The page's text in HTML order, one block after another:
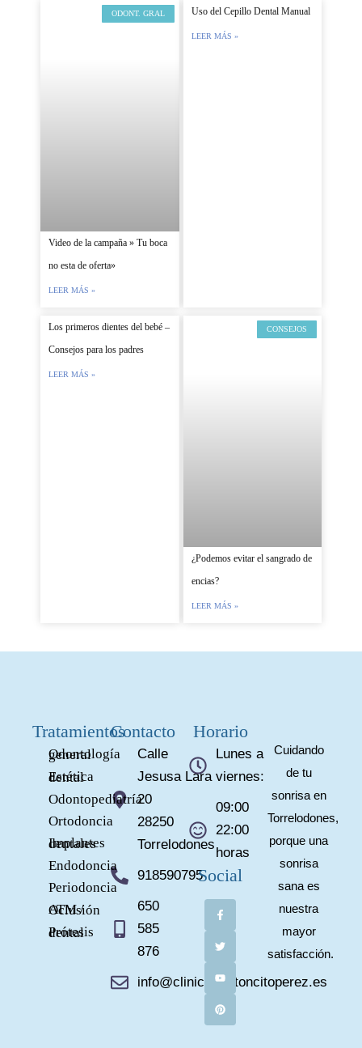
ODONT. GRAL
Video de la campaña » Tu boca
no esta de oferta»
LEER MÁS »
Uso del Cepillo Dental Manual
LEER MÁS »
Los primeros dientes del bebé –
Consejos para los padres
LEER MÁS »
CONSEJOS
¿Podemos evitar el sangrado de
encias?
LEER MÁS »
Tratamientos
Odontología general
Estética dental
Odontopediatría
Ortodoncia
Implantes dentales
Endodoncia
Periodoncia
ATM / Oclusión
Prótesis dental
Contacto
Calle
Jesusa Lara
20
28250
Torrelodones
918590795
650
585
876
info@clinicaelratoncitoperez.es
Horario
Lunes a
viernes:
09:00
22:00
horas
Social
a
c
e
o
o
-
w
i
t
e
r
o
u
t
b
e
i
n
t
r
e
t
Cuidando
de tu
sonrisa en
Torrelodones,
porque una
sonrisa
sana es
nuestra
mayor
satisfacción.